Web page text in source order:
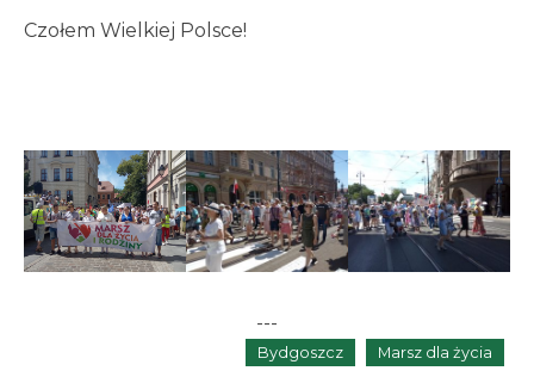
Czołem Wielkiej Polsce!
---
Bydgoszcz Marsz dla życia